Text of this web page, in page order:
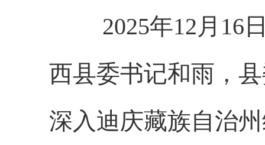
2025年12月16日
西县委书记和雨，
深入迪庆藏族自治